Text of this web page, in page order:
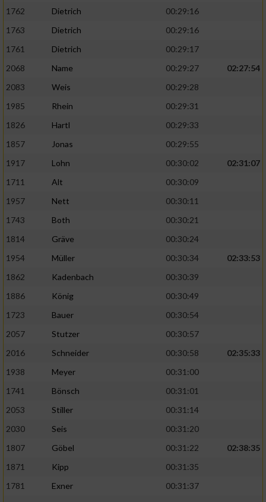
1762
Dietrich
00:29:16
1763
Dietrich
00:29:16
1761
Dietrich
00:29:17
2068
Name 00:29:27
02:27:54
2083
Weis
00:29:28
1985
Rhein
00:29:31
1826
Hartl
00:29:33
1857
Jonas
00:29:55
1917
Lohn 00:30:02
02:31:07
1711
Alt
00:30:09
1957
Nett
00:30:11
1743
Both
00:30:21
1814
Gräve
00:30:24
1954
Müller 00:30:34
02:33:53
1862
Kadenbach
00:30:39
1886
König
00:30:49
1723
Bauer
00:30:54
2057
Stutzer
00:30:57
2016
Schneider 00:30:58
02:35:33
1938
Meyer
00:31:00
1741
Bönsch
00:31:01
2053
Stiller
00:31:14
2030
Seis
00:31:20
1807
Göbel 00:31:22
02:38:35
1871
Kipp
00:31:35
1781
Exner
00:31:37